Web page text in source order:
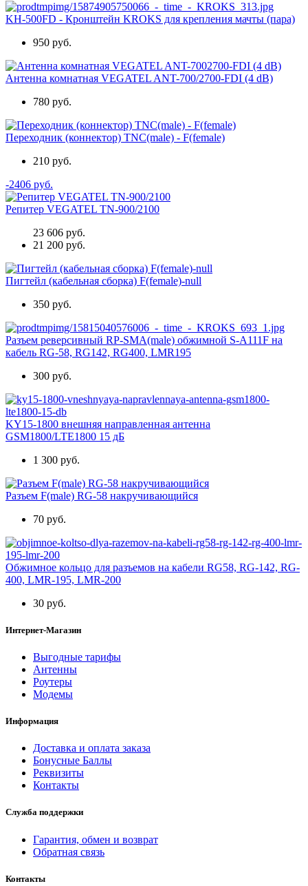
KH-500FD - Кронштейн KROKS для крепления мачты (пара)
950 руб.
Антенна комнатная VEGATEL ANT-700/2700-FDI (4 dB)
780 руб.
Переходник (коннектор) TNC(male) - F(female)
210 руб.
-2406 руб.
Репитер VEGATEL TN-900/2100
23 606 руб.
21 200 руб.
Пигтейл (кабельная сборка) F(female)-null
350 руб.
Разъем реверсивный RP-SMA(male) обжимной S-A111F на
кабель RG-58, RG142, RG400, LMR195
300 руб.
KY15-1800 внешняя направленная антенна
GSM1800/LTE1800 15 дБ
1 300 руб.
Разъем F(male) RG-58 накручивающийся
70 руб.
Обжимное кольцо для разъемов на кабели RG58, RG-142, RG-
400, LMR-195, LMR-200
30 руб.
Интернет-Магазин
Выгодные тарифы
Антенны
Роутеры
Модемы
Информация
Доставка и оплата заказа
Бонусные Баллы
Реквизиты
Контакты
Служба поддержки
Гарантия, обмен и возврат
Обратная связь
Контакты